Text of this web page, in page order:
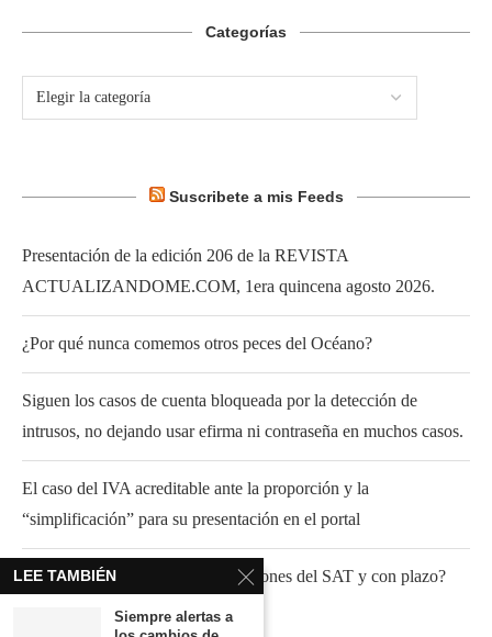
Categorías
Suscribete a mis Feeds
Presentación de la edición 206 de la REVISTA
ACTUALIZANDOME.COM, 1era quincena agosto 2026.
¿Por qué nunca comemos otros peces del Océano?
Siguen los casos de cuenta bloqueada por la detección de
intrusos, no dejando usar efirma ni contraseña en muchos casos.
El caso del IVA acreditable ante la proporción y la
“simplificación” para su presentación en el portal
¿Fundamento para atender invitaciones del SAT y con plazo?
LEE TAMBIÉN
Siempre alertas a